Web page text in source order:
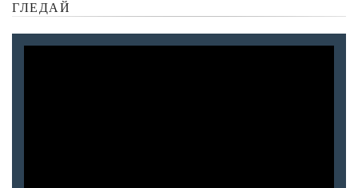
ГЛЕДАЙ